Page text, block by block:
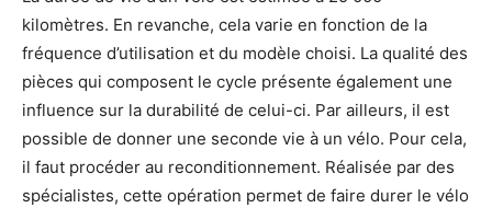
kilomètres. En revanche, cela varie en fonction de la
fréquence d’utilisation et du modèle choisi. La qualité des
pièces qui composent le cycle présente également une
influence sur la durabilité de celui-ci. Par ailleurs, il est
possible de donner une seconde vie à un vélo. Pour cela,
il faut procéder au reconditionnement. Réalisée par des
spécialistes, cette opération permet de faire durer le vélo